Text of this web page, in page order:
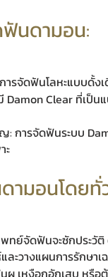
นดามอน:
ารจัดฟันโลหะแบบดั้ง
Damon Clear ที่เป็
การจัดฟันระบบ
ะ
มอนโดยทั่
ทย์จัดฟันจะซักประ
ละวางแผนการรักษา
เหงือกอักเสบ หรื